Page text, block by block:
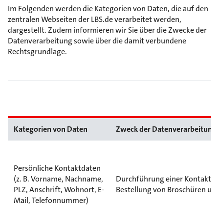
Im Folgenden werden die Kategorien von Daten, die auf den
zentralen Webseiten der LBS.de verarbeitet werden,
dargestellt. Zudem informieren wir Sie über die Zwecke der
Datenverarbeitung sowie über die damit verbundene
Rechtsgrundlage.
Kategorien von Daten Zweck der Datenverarbeitung
Persönliche Kontaktdaten
(z. B. Vorname, Nachname,
PLZ, Anschrift, Wohnort, E-
Mail, Telefonnummer)
Durchführung einer
Bestellung von Broschüren